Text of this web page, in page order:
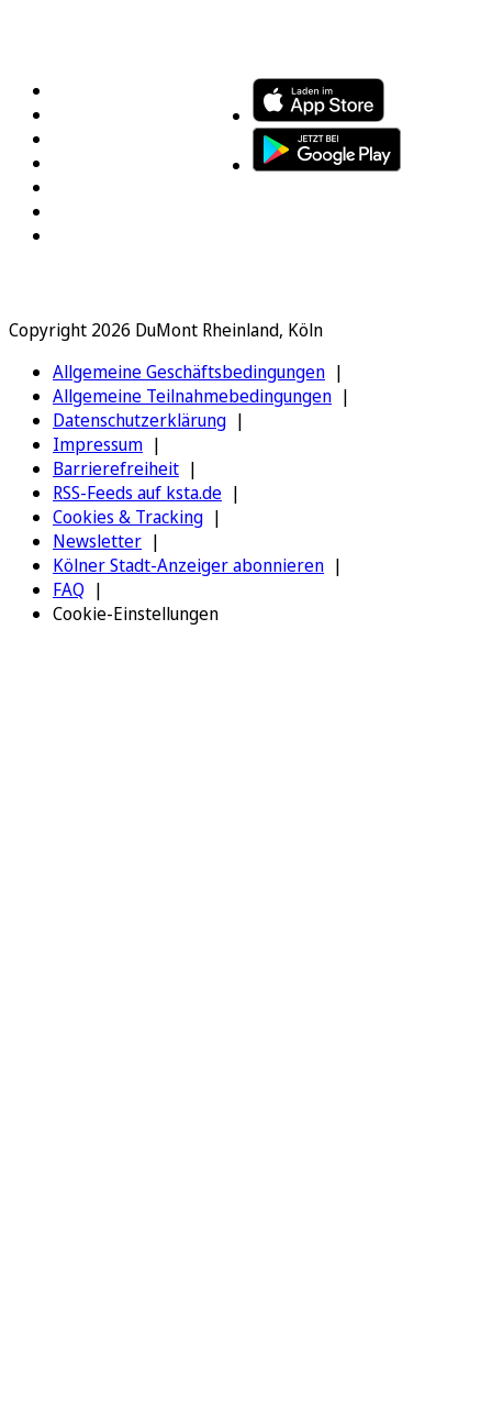
Copyright 2026 DuMont Rheinland, Köln
Allgemeine Geschäftsbedingungen
Allgemeine Teilnahmebedingungen
Datenschutzerklärung
Impressum
Barrierefreiheit
RSS-Feeds auf ksta.de
Cookies & Tracking
Newsletter
Kölner Stadt-Anzeiger abonnieren
FAQ
Cookie-Einstellungen